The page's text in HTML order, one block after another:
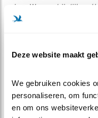
Deze website maakt
We gebruiken cookies
personaliseren, om
en om ons
zien. Waarschijnlijk
het ei uitkomt op een
MEER OVER
Bosuil
Alle